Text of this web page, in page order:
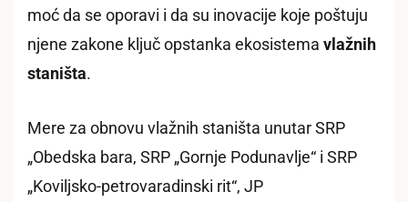
moć da se oporavi i da su inovacije koje poštuju
njene zakone ključ opstanka ekosistema vlažnih
staništa.
Mere za obnovu vlažnih staništa unutar SRP
„Obedska bara, SRP „Gornje Podunavlje“ i SRP
„Koviljsko-petrovaradinski rit“, JP